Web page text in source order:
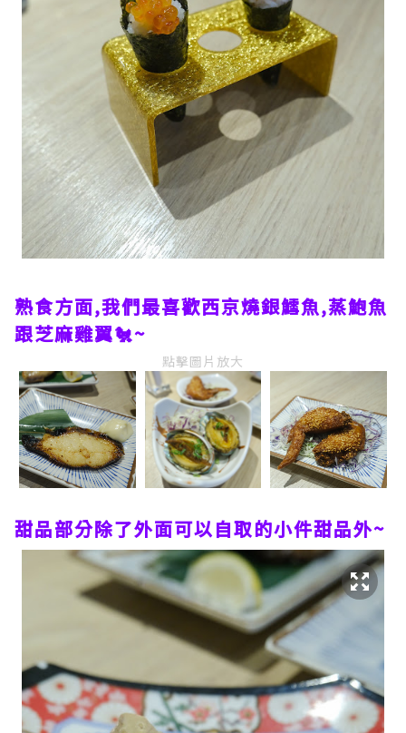
熟食方面,我們最喜歡西京燒銀鱈魚,蒸鮑魚
跟芝麻雞翼🐔~
點擊圖片放大
甜品部分除了外面可以自取的小件甜品外~